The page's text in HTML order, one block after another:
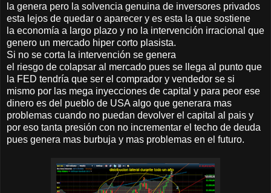
la genera pero la solvencia genuina de inversores privados
esta lejos de quedar o aparecer y es esta la que sostiene
la economía a largo plazo y no la intervención irracional que
genero un mercado hiper corto plasista.
Si no se corta la intervención se genera
el riesgo de colapsar al mercado pues se llega al punto que
la FED tendría que ser el comprador y vendedor se si
mismo por las mega inyecciones de capital y para peor ese
dinero es del pueblo de USA algo que generara mas
problemas cuando no puedan devolver el capital al pais y
por eso tanta presión con no incrementar el techo de deuda
pues genera mas burbuja y mas problemas en el futuro.